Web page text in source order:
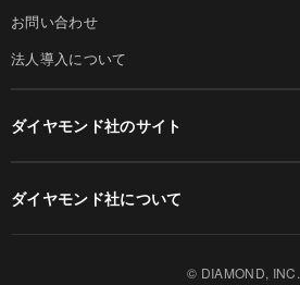
お問い合わせ
法人導入について
ダイヤモンド社のサイト
ダイヤモンド社について
© DIAMOND, INC.